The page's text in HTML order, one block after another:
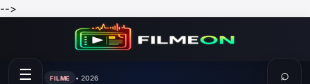
-->
FILME • 2026
☰ ⌕